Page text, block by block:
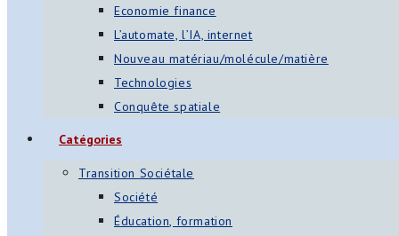
Economie finance
L’automate, l’IA, internet
Nouveau matériau/molécule/matière
Technologies
Conquête spatiale
Catégories
Transition Sociétale
Société
Éducation, formation